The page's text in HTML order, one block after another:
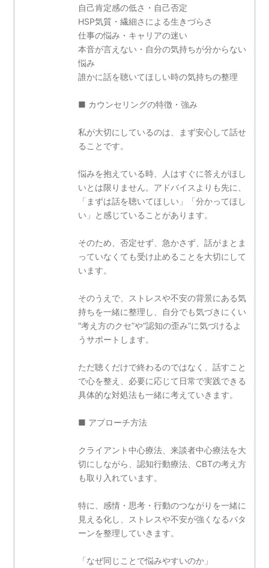
自己肯定感の低さ・自己否定
HSP気質・繊細さによる生きづらさ
仕事の悩み・キャリアの迷い
本音が言えない・自分の気持ちが分からない
悩み
誰かに話を聴いてほしい時の気持ちの整理
■ カウンセリングの特徴・強み
私が大切にしているのは、まず安心して話せ
ることです。
悩みを抱えている時、人はすぐに答えがほし
いとは限りません。アドバイスよりも先に、
「まずは話を聴いてほしい」「分かってほし
い」と感じていることがあります。
そのため、否定せず、急かさず、話がまとま
っていなくても受け止めることを大切にして
います。
そのうえで、ストレスや不安の背景にある気
持ちを一緒に整理し、自分でも気づきにくい
“考え方のクセ”や“認知の歪み”に気づけるよ
うサポートします。
ただ聴くだけで終わるのではなく、話すこと
で心を整え、必要に応じて日常で実践できる
具体的な対処法も一緒に考えていきます。
■ アプローチ方法
クライアント中心療法、来談者中心療法を大
切にしながら、認知行動療法、CBTの考え方
も取り入れています。
特に、感情・思考・行動のつながりを一緒に
見える化し、ストレスや不安が強くなるパタ
ーンを整理していきます。
「なぜ同じことで悩みやすいのか」